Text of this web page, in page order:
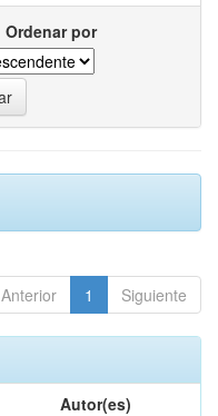
Ordenar por
Anterior 1 Siguiente
Autor(es)